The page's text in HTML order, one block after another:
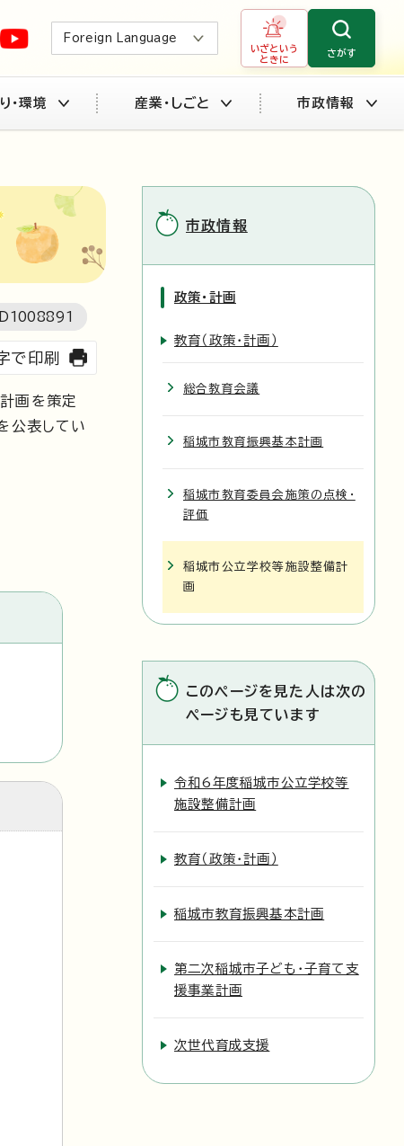
Foreign Language
いざという
ときに
さがす
・環境 産業・しごと 市政情報
1008891
で印刷
画を策定
公表してい
市政情報
政策・計画
教育（政策・計画）
総合教育会議
稲城市教育振興基本計画
稲城市教育委員会施策の点検・
評価
稲城市公立学校等施設整備計
画
このページを見た人は次の
ページも見ています
令和6年度稲城市公立学校等
施設整備計画
教育（政策・計画）
稲城市教育振興基本計画
第二次稲城市子ども・子育て支
援事業計画
次世代育成支援